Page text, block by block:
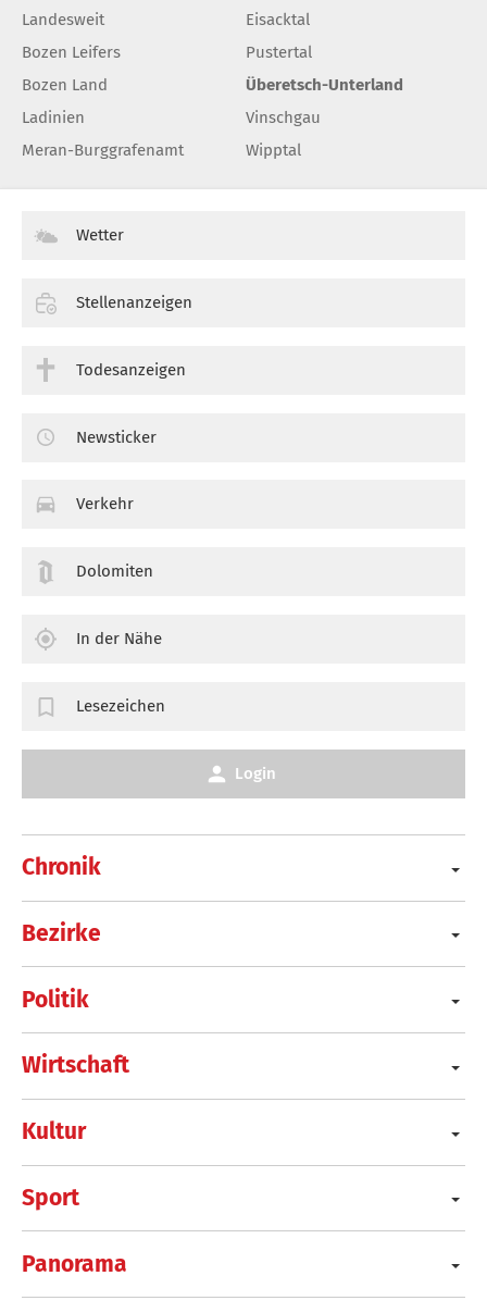
Landesweit
Bozen Leifers
Bozen Land
Ladinien
Meran-Burggrafenamt
Eisacktal
Pustertal
Überetsch-Unterland
Vinschgau
Wipptal
Chronik
Bezirke
Politik
Wirtschaft
Kultur
Sport
Panorama
Wetter
Stellenanzeigen
Todesanzeigen
Newsticker
Verkehr
Dolomiten
In der Nähe
Lesezeichen
Login